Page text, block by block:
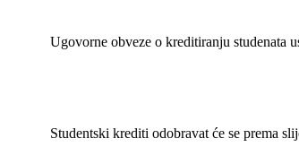
Ugovorne obveze o kreditiranju studenata
Studentski krediti odobravat će se prema